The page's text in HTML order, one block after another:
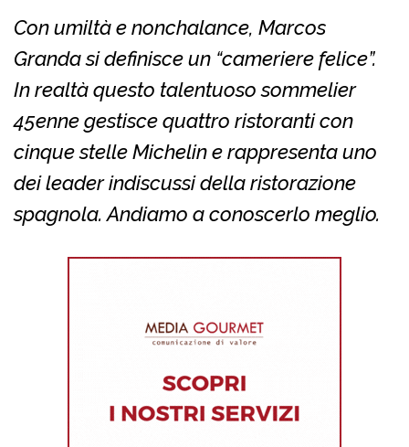
Con umiltà e nonchalance, Marcos
Granda si definisce un “cameriere felice”.
In realtà questo talentuoso sommelier
45enne gestisce quattro ristoranti con
cinque stelle Michelin e rappresenta uno
dei leader indiscussi della ristorazione
spagnola. Andiamo a conoscerlo meglio.